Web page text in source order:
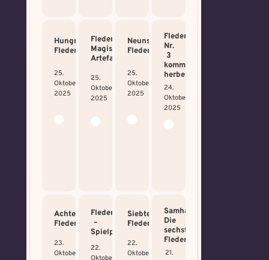
Hungrige
Fledermaus
25.
Oktober
2025
Fledermaus:
Magische
Artefakte
25.
Oktober
2025
Neunstes
Fledermäuschen
25.
Oktober
2025
Fledermaus
Nr.
3
komm
herbei
24.
Oktober
2025
Achtes
Fledermäuschen
23.
Oktober
Fledermaus
–
Spielplatz
22.
Oktober
Siebtes
Fledermäuschen
22.
Oktober
Samhain:
Die
sechste
Fledermaus!
21.